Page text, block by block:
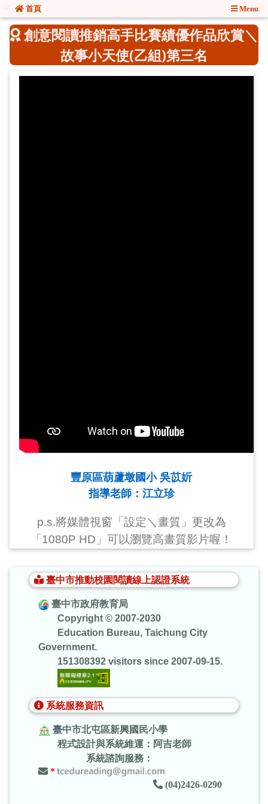
::: 首頁 Menu
創意閱讀推銷高手比賽績優作品欣賞＼
故事小天使(乙組)第三名
豐原區葫蘆墩國小 吳苡妡
指導老師：江立珍
p.s.將媒體視窗「設定＼畫質」更改為
「1080P HD」可以瀏覽高畫質影片喔！
臺中市推動校園閱讀線上認證系統
臺中市政府教育局
Copyright © 2007-2030
Education Bureau, Taichung City
Government.
151308392 visitors since 2007-09-15.
系統服務資訊
臺中市北屯區新興國民小學
程式設計與系統維運：阿吉老師
系統諮詢服務：
*
(04)2426-0290